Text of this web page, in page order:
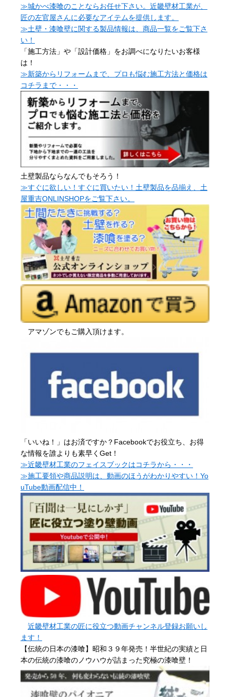
≫城かべ漆喰のことならお任せ下さい。近畿壁材工業が、
匠の左官屋さんに必要なアイテムを提供します。
≫土壁・漆喰壁に関する製品情報は、商品一覧をご覧下さ
い！
「施工方法」や「設計価格」をお調べになりたいお客様
は！
≫新築からリフォームまで、プロも悩む施工方法と価格は
コチラまで・・・
土壁製品ならなんでもそろう！
≫すぐに欲しい！すぐに買いたい！土壁製品を品揃え、土
屋重吉ONLINSHOPをご覧下さい。
アマゾンでもご購入頂けます。
「いいね！」はお済ですか？Facebookでお役立ち、お得
な情報を誰よりも素早くGet！
≫近畿壁材工業のフェイスブックはコチラから・・・
≫施工要領や商品説明は、動画のほうがわかりやすい！Yo
uTube動画配信中！
近畿壁材工業の匠に役立つ動画チャンネル登録お願いし
ます！
【伝統の日本の漆喰】昭和３９年発売！半世紀の実績と日
本の伝統の漆喰のノウハウが詰まった究極の漆喰壁！